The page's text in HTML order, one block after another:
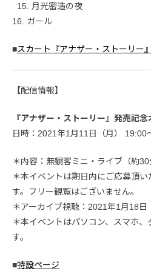
15. 月光密造の夜
16. ガール
■スカート『アナザー・ストーリー
【配信情報】
『アナザー・ストーリー』発売記
日時：2021年1月11日（月） 19:00
＊内容：無観客ミニ・ライブ（約30
＊本イベントは期日内にご応募頂
す。フリー観覧はございません。
＊アーカイブ視聴：2021年1月18日
＊本イベントはパソコン、スマホ
す。
■特設ページ